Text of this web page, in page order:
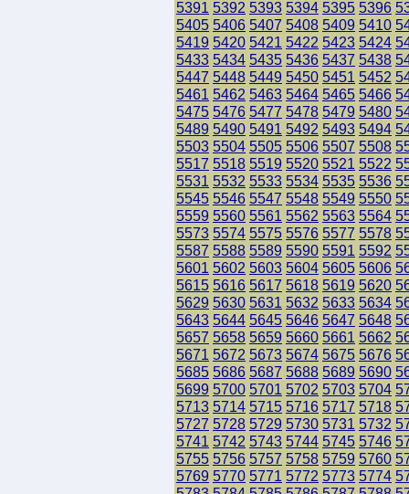
5391 5392 5393 5394 5395 5396
5405 5406 5407 5408 5409 5410
5419 5420 5421 5422 5423 5424
5433 5434 5435 5436 5437 5438
5447 5448 5449 5450 5451 5452
5461 5462 5463 5464 5465 5466
5475 5476 5477 5478 5479 5480
5489 5490 5491 5492 5493 5494
5503 5504 5505 5506 5507 5508
5517 5518 5519 5520 5521 5522
5531 5532 5533 5534 5535 5536
5545 5546 5547 5548 5549 5550
5559 5560 5561 5562 5563 5564
5573 5574 5575 5576 5577 5578
5587 5588 5589 5590 5591 5592
5601 5602 5603 5604 5605 5606
5615 5616 5617 5618 5619 5620
5629 5630 5631 5632 5633 5634
5643 5644 5645 5646 5647 5648
5657 5658 5659 5660 5661 5662
5671 5672 5673 5674 5675 5676
5685 5686 5687 5688 5689 5690
5699 5700 5701 5702 5703 5704
5713 5714 5715 5716 5717 5718
5727 5728 5729 5730 5731 5732
5741 5742 5743 5744 5745 5746
5755 5756 5757 5758 5759 5760
5769 5770 5771 5772 5773 5774